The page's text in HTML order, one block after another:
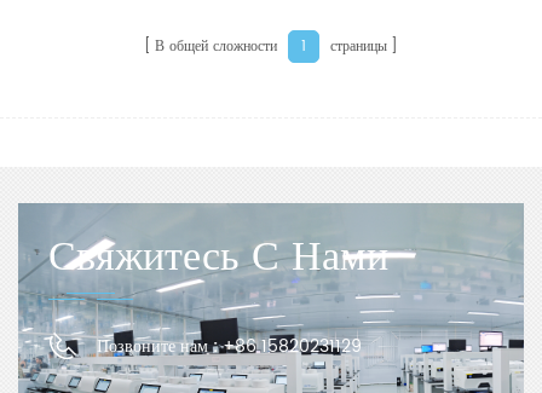
В общей сложности
1 страницы
Свяжитесь С Нами
Позвоните нам :+86 15820231129